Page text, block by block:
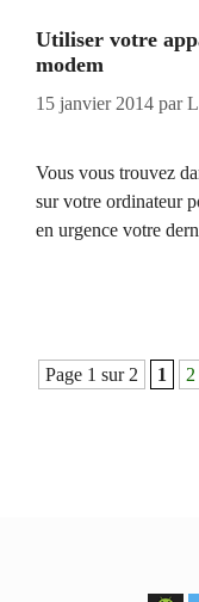
Utiliser votre
modem
15 janvier 2014 par
Vous vous trouvez
sur votre ordinateur
en urgence votre
Navigation
Page 1 sur 2 1 2